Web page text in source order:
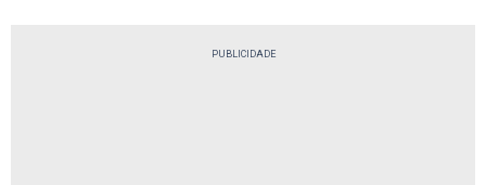
PUBLICIDADE